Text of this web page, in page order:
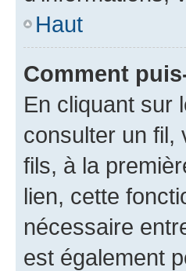
Haut
Comment
En cliquant sur
consulter un fil,
fils, à la
lien, cette
nécessaire
est également